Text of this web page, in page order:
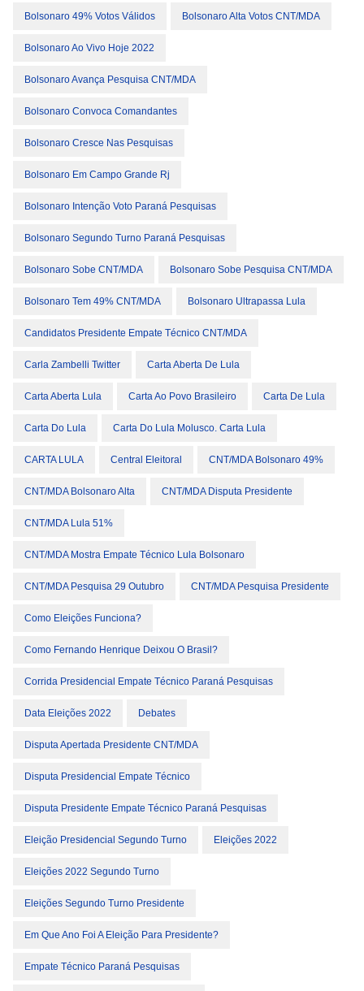
Bolsonaro 49% Votos Válidos Bolsonaro Alta Votos CNT/MDA
Bolsonaro Ao Vivo Hoje 2022
Bolsonaro Avança Pesquisa CNT/MDA
Bolsonaro Convoca Comandantes
Bolsonaro Cresce Nas Pesquisas
Bolsonaro Em Campo Grande Rj
Bolsonaro Intenção Voto Paraná Pesquisas
Bolsonaro Segundo Turno Paraná Pesquisas
Bolsonaro Sobe CNT/MDA Bolsonaro Sobe Pesquisa CNT/MDA
Bolsonaro Tem 49% CNT/MDA Bolsonaro Ultrapassa Lula
Candidatos Presidente Empate Técnico CNT/MDA
Carla Zambelli Twitter Carta Aberta De Lula
Carta Aberta Lula Carta Ao Povo Brasileiro Carta De Lula
Carta Do Lula Carta Do Lula Molusco. Carta Lula
CARTA LULA Central Eleitoral CNT/MDA Bolsonaro 49%
CNT/MDA Bolsonaro Alta CNT/MDA Disputa Presidente
CNT/MDA Lula 51%
CNT/MDA Mostra Empate Técnico Lula Bolsonaro
CNT/MDA Pesquisa 29 Outubro CNT/MDA Pesquisa Presidente
Como Eleições Funciona?
Como Fernando Henrique Deixou O Brasil?
Corrida Presidencial Empate Técnico Paraná Pesquisas
Data Eleições 2022 Debates
Disputa Apertada Presidente CNT/MDA
Disputa Presidencial Empate Técnico
Disputa Presidente Empate Técnico Paraná Pesquisas
Eleição Presidencial Segundo Turno Eleições 2022
Eleições 2022 Segundo Turno
Eleições Segundo Turno Presidente
Em Que Ano Foi A Eleição Para Presidente?
Empate Técnico Paraná Pesquisas